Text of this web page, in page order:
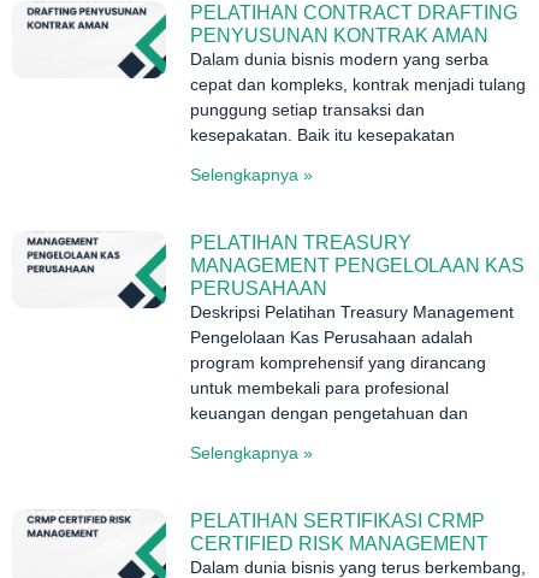
PELATIHAN CONTRACT DRAFTING
PENYUSUNAN KONTRAK AMAN
Dalam dunia bisnis modern yang serba
cepat dan kompleks, kontrak menjadi tulang
punggung setiap transaksi dan
kesepakatan. Baik itu kesepakatan
Selengkapnya »
PELATIHAN TREASURY
MANAGEMENT PENGELOLAAN KAS
PERUSAHAAN
Deskripsi Pelatihan Treasury Management
Pengelolaan Kas Perusahaan adalah
program komprehensif yang dirancang
untuk membekali para profesional
keuangan dengan pengetahuan dan
Selengkapnya »
PELATIHAN SERTIFIKASI CRMP
CERTIFIED RISK MANAGEMENT
Dalam dunia bisnis yang terus berkembang,